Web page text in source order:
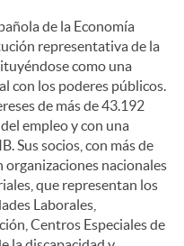
de la Economía
representativa de la
como una
con los poderes públicos.
de más de 43.192
empleo y con una
Sus socios, con más de
nacionales
que representan los
Laborales,
Centros Especiales de